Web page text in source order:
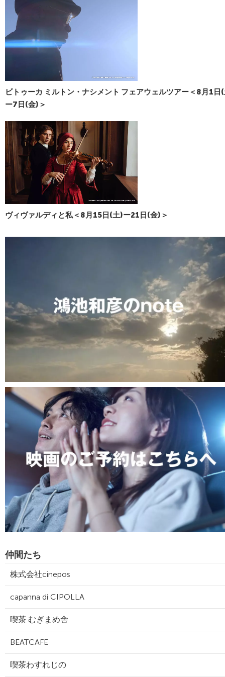
ビトゥーカ ミルトン・ナシメント フェアウェルツアー＜8月1日
ー7日(金)＞
ヴィヴァルディと私＜8月15日(土)ー21日(金)＞
仲間たち
株式会社cinepos
capanna di CIPOLLA
喫茶 むぎまめ舎
BEATCAFE
喫茶わすれじの